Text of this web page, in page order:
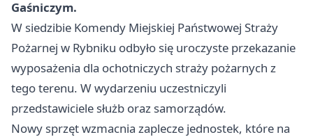
Gaśniczym.
W siedzibie Komendy Miejskiej Państwowej Straży
Pożarnej w Rybniku odbyło się uroczyste przekazanie
wyposażenia dla ochotniczych straży pożarnych z
tego terenu. W wydarzeniu uczestniczyli
przedstawiciele służb oraz samorządów.
Nowy sprzęt wzmacnia zaplecze jednostek, które na